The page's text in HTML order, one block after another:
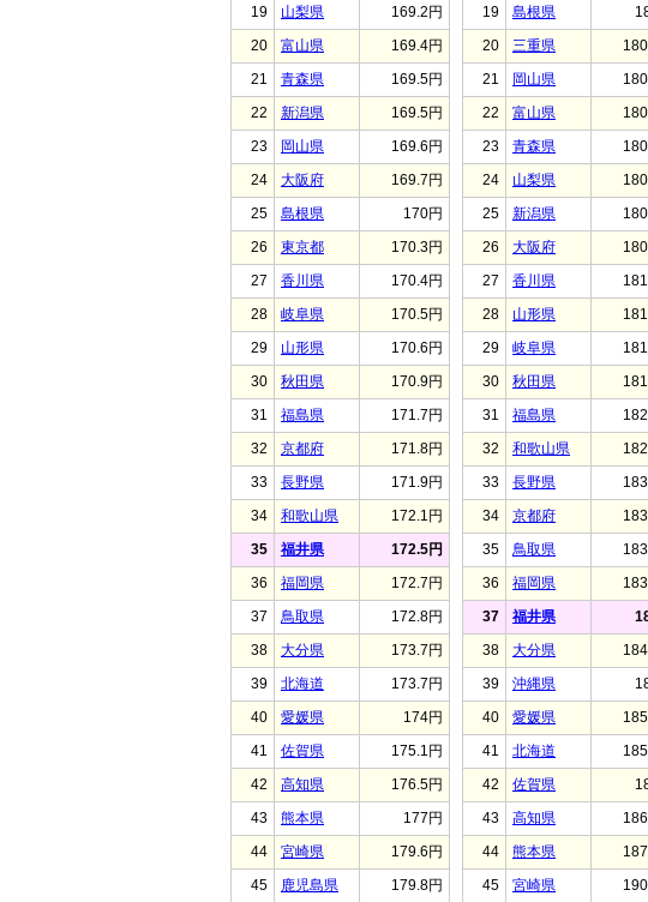
19
山梨県
169.2円
20
富山県
169.4円
21
青森県
169.5円
22
新潟県
169.5円
23
岡山県
169.6円
24
大阪府
169.7円
25
島根県
170円
26
東京都
170.3円
27
香川県
170.4円
28
岐阜県
170.5円
29
山形県
170.6円
30
秋田県
170.9円
31
福島県
171.7円
32
京都府
171.8円
33
長野県
171.9円
34
和歌山県
172.1円
35
福井県
172.5円
36
福岡県
172.7円
37
鳥取県
172.8円
38
大分県
173.7円
39
北海道
173.7円
40
愛媛県
174円
41
佐賀県
175.1円
42
高知県
176.5円
43
熊本県
177円
44
宮崎県
179.6円
45
鹿児島県 179.8円
19
島根県
20
三重県
21
岡山県
22
富山県
23
青森県
24
山梨県
25
新潟県
26
大阪府
27
香川県
28
山形県
29
岐阜県
30
秋田県
31
福島県
32
和歌山県
33
長野県
34
京都府
35
鳥取県
36
福岡県
37
福井県
38
大分県
39
沖縄県
40
愛媛県
41
北海道
42
佐賀県
43
高知県
44
熊本県
45
宮崎県